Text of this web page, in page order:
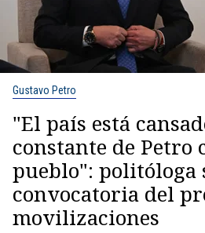
Gustavo Petro
"El país está
constante de Petro
pueblo": politóloga
convocatoria del
movilizaciones